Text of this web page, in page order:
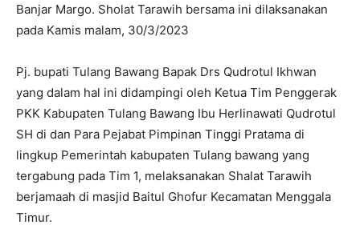
Banjar Margo. Sholat Tarawih bersama ini dilaksanakan
pada Kamis malam, 30/3/2023
Pj. bupati Tulang Bawang Bapak Drs Qudrotul Ikhwan
yang dalam hal ini didampingi oleh Ketua Tim Penggerak
PKK Kabupaten Tulang Bawang Ibu Herlinawati Qudrotul
SH di dan Para Pejabat Pimpinan Tinggi Pratama di
lingkup Pemerintah kabupaten Tulang bawang yang
tergabung pada Tim 1, melaksanakan Shalat Tarawih
berjamaah di masjid Baitul Ghofur Kecamatan Menggala
Timur.